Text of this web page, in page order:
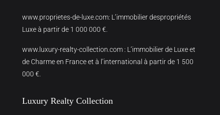
www.proprietes-de-luxe.com: L’immobilier despropriétés
Luxe à partir de 1 000 000 €.
www.luxury-realty-collection.com : L’immobilier de Luxe et
de Charme en France et à l’international à partir de 1 500
000 €.
Luxury Realty Collection